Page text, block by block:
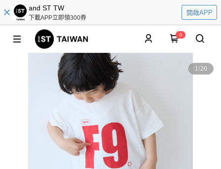
and ST TW
下載APP立即領300券
開啟APP
0
1/20